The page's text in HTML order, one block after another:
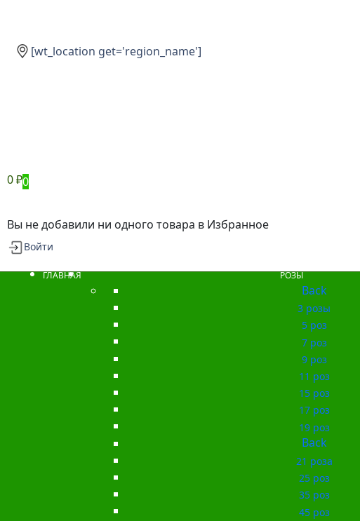
[wt_location get='region_name']
0₽0
Вы не добавили ни одного товара в Избранное
Войти
ГЛАВНАЯ РОЗЫ
Back
3 розы
5 роз
7 роз
9 роз
11 роз
15 роз
17 роз
19 роз
Back
21 роза
25 роз
35 роз
45 роз